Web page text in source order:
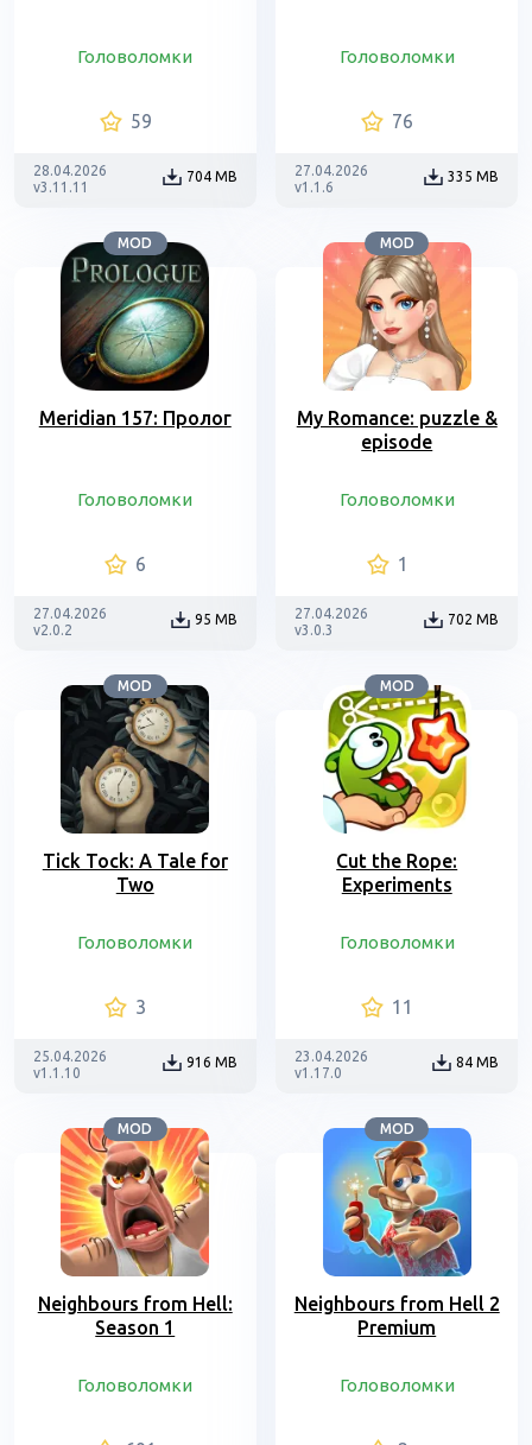
Головоломки
59
28.04.2026
v3.11.11
704 MB
Головоломки
76
27.04.2026
v1.1.6
335 MB
MOD
Meridian 157: Пролог
Головоломки
6
27.04.2026
v2.0.2
95 MB
MOD
My Romance: puzzle &
episode
Головоломки
1
27.04.2026
v3.0.3
702 MB
MOD
Tick Tock: A Tale for
Two
Головоломки
3
25.04.2026
v1.1.10
916 MB
MOD
Cut the Rope:
Experiments
Головоломки
11
23.04.2026
v1.17.0
84 MB
MOD
Neighbours from Hell:
Season 1
Головоломки
MOD
Neighbours from Hell 2
Premium
Головоломки